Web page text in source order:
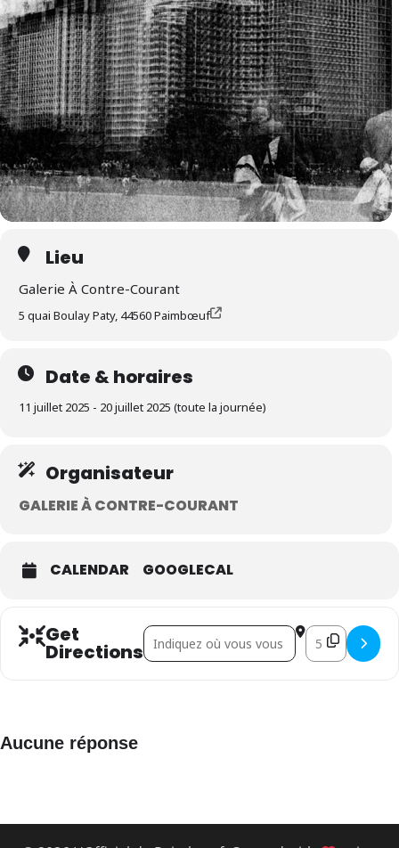
Lieu
Galerie À Contre-Courant
5 quai Boulay Paty, 44560 Paimbœuf
Date & horaires
11 juillet 2025 - 20 juillet 2025 (toute la journée)
Organisateur
GALERIE À CONTRE-COURANT
CALENDAR GOOGLECAL
Get
Directions
Address - Moreil, Auriol, Gloaguen []
Destination
Aucune réponse